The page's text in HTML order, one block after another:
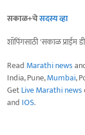
सकाळ+चेसदस्य व्हा
शॉपिंगसाठी 'सकाळ प्राईम
Read Marathi news
India, Pune,Mumbai,
GetLive Marathi news
and IOS.